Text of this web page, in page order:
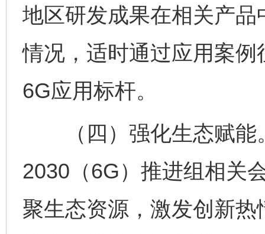
地区研发成果在相关产
情况，适时通过应用案
6G应用标杆。
（四）强化生态赋能
2030（6G）推进组相关
聚生态资源，激发创新